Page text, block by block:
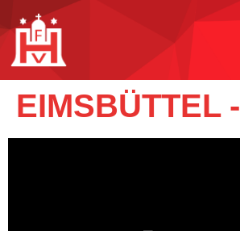
EIMSBÜTTEL